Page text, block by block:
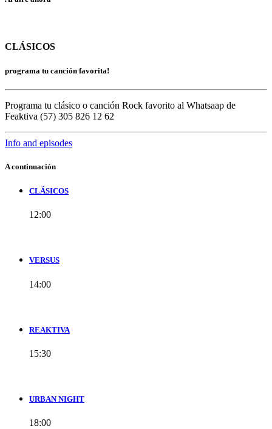
CLÁSICOS
programa tu canción favorita!
Programa tu clásico o canción Rock favorito al Whatsaap de
Feaktiva (57) 305 826 12 62
Info and episodes
A continuación
CLÁSICOS
12:00
VERSUS
14:00
REAKTIVA
15:30
URBAN NIGHT
18:00